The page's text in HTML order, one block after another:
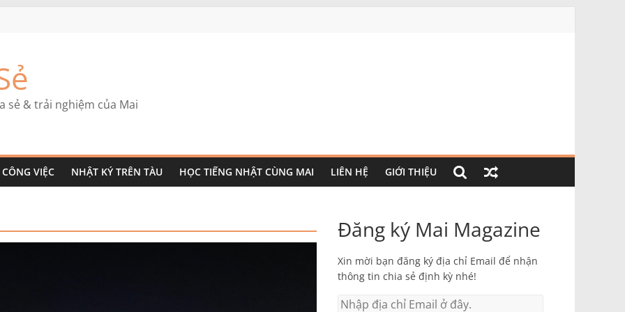
sẻ & trải nghiệm của Mai
CÔNG VIỆC NHẬT KÝ TRÊN TÀU HỌC TIẾNG NHẬT CÙNG MAI LIÊN HỆ GIỚI THIỆU
Đăng ký Mai Magazine
Xin mời bạn đăng ký địa chỉ Email để nhận
thông tin chia sẻ định kỳ nhé!